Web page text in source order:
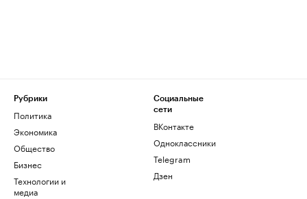
Рубрики
Политика
Экономика
Общество
Бизнес
Технологии и
медиа
Социальные
сети
ВКонтакте
Одноклассники
Telegram
Дзен